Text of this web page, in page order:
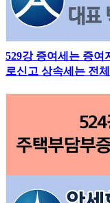
529강 증여세는 증
로신고 상속세는 전